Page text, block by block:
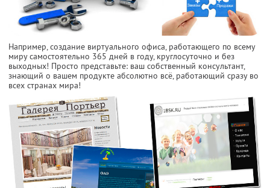
Например, создание виртуального офиса, работающего по всему
миру самостоятельно 365 дней в году, круглосуточно и без
выходных! Просто представьте: ваш собственный консультант,
знающий о вашем продукте абсолютно всё, работающий сразу во
всех странах мира!